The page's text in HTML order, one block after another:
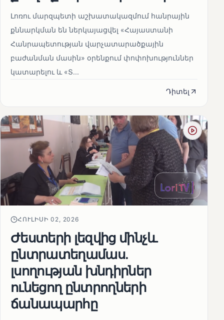
Լոռու մարզպետի աշխատակազմում հանրային
քննարկման են ներկայացվել «Հայաստանի
Հանրապետության վարչատարածքային
բաժանման մասին» օրենքում փոփոխություններ
կատարելու և «Տ...
Դիտել
ՀՈՒԼԻՍԻ 02, 2026
Ժեստերի լեզվից մինչև
ընտրատեղամաս.
լսողության խնդիրներ
ունեցող ընտրողների
ճանապարհը